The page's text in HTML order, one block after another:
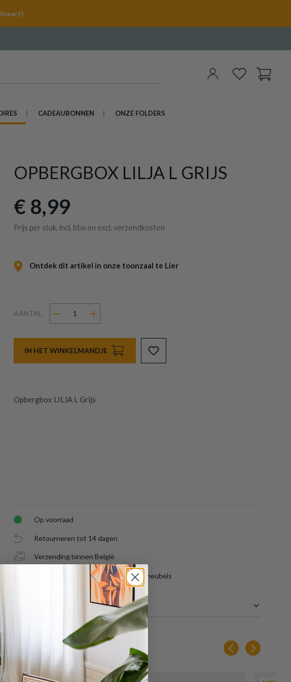
CADEAUBONNEN ONZE FOLDERS
OPBERGBOX LILJA L GRIJS
€ 8,99
Prijs per stuk, incl. btw en excl. verzendkosten
Ontdek dit artikel in onze toonzaal te Lier
AANTAL
IN HET WINKELMANDJE
Opbergbox LILJA L Grijs
Op voorraad
Retourneren tot 14 dagen
Verzending binnen België
Tot één jaar gratis opslag van jouw meubels
40 cm
HOOGTE 17 cm